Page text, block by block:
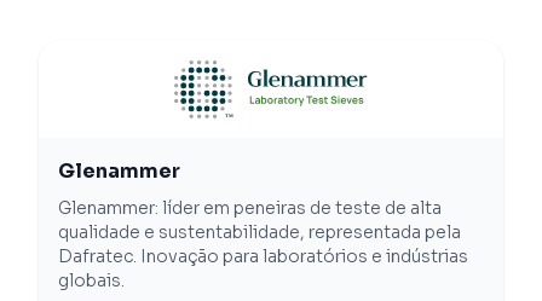
Glenammer
Glenammer: líder em peneiras de teste de alta
qualidade e sustentabilidade, representada pela
Dafratec. Inovação para laboratórios e indústrias
globais.